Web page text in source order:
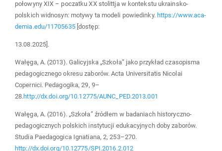
połowyny XIX – poczatku XX stolittja w kontekstu ukrainsko-
polskich widnosyn: motywy ta modeli powiedinky. https://www.aca-
demia.edu/11705635[dostęp:
13.08.2025].
Wałęga, A. (2013). Galicyjska „Szkoła” jako przykład czasopisma
pedagogicznego okresu zaborów. Acta Universitatis Nicolai
Copernici. Pedagogika, 29, 9–
28. http://dx.doi.org/10.12775/AUNC_PED.2013.001
Wałęga, A. (2016). „Szkoła” źródłem w badaniach historyczno-
pedagogicznych polskich instytucji edukacyjnych doby zaborów.
Studia Paedagogica Ignatiana, 2, 253–270.
http://dx.doi.org/10.12775/SPI.2016.2.012